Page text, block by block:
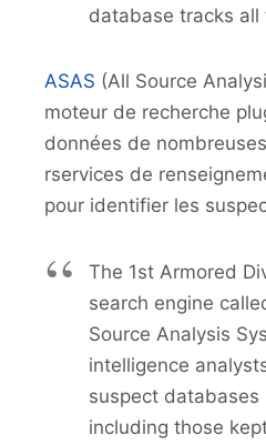
database tracks all
ASAS (All Source
moteur de recherche
données de
rservices de
pour identifier les
The 1st Armored
search engine
Source Analysis
intelligence
suspect
including those